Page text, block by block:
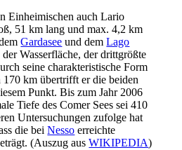
Einheimischen auch Lario
51 km lang und max. 4,2 km
Gardasee und demLago
der Wasserfläche, der drittgrößte
seine charakteristische Form
km übertrifft er die beiden
Punkt. Bis zum Jahr 2006
Tiefe des Comer Sees sei 410
Untersuchungen zufolge hat
die beiNesso erreichte
(Auszug ausWIKIPEDIA)